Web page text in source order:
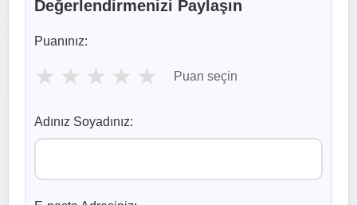
Değerlendirmenizi Paylaşın
Puanınız:
★ ★ ★ ★ ★ Puan seçin
Adınız Soyadınız: